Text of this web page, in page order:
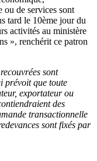
ou de services sont
tard le 10ème jour du
activités au ministère
», renchérit ce patron
sont
prévoit que toute
exportateur ou
des
transactionnelle
sont fixés par